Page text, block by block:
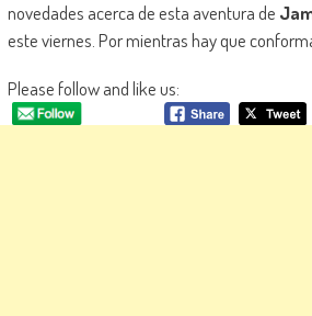
novedades acerca de esta aventura de
este viernes. Por mientras hay que
Please follow and like us: